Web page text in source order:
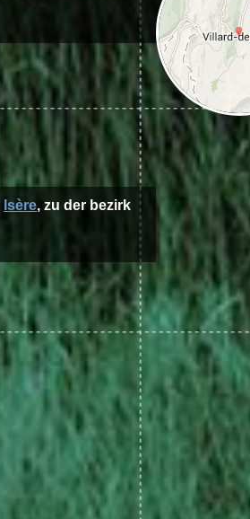
Isère, zu der bezirk